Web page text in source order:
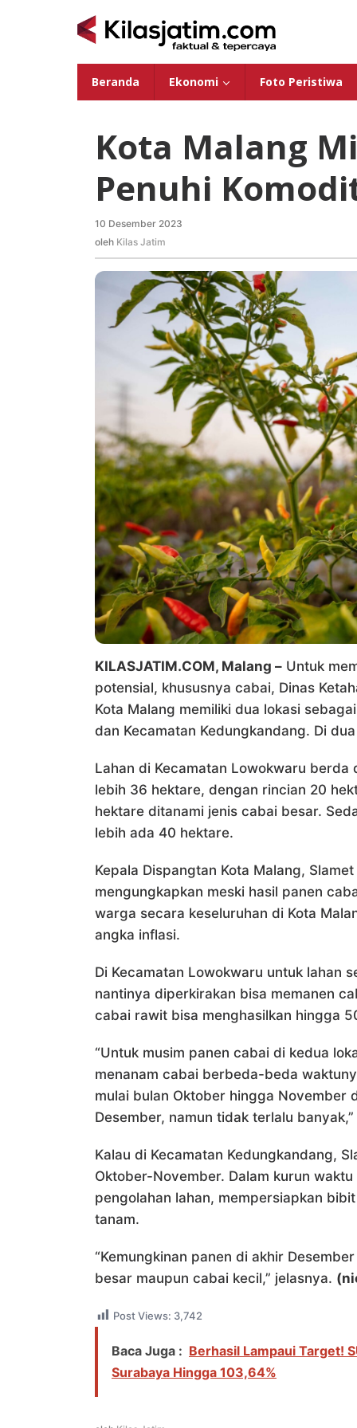
Beranda Ekonomi Foto Peristiwa
Kota Malang
Penuhi
10 Desember 2023
oleh Kilas Jatim
KILASJATIM.COM, Malang – Untuk
potensial, khususnya cabai, Dinas
Kota Malang memiliki dua lokasi
dan Kecamatan Kedungkandang. Di
Lahan di Kecamatan Lowokwaru berda
lebih 36 hektare, dengan rincian 20
hektare ditanami jenis cabai besar.
lebih ada 40 hektare.
Kepala Dispangtan Kota Malang,
mengungkapkan meski hasil panen
warga secara keseluruhan di Kota
angka inflasi.
Di Kecamatan Lowokwaru untuk lahan
nantinya diperkirakan bisa memanen
cabai rawit bisa menghasilkan hingga
“Untuk musim panen cabai di kedua
menanam cabai berbeda-beda
mulai bulan Oktober hingga November
Desember, namun tidak terlalu
Kalau di Kecamatan Kedungkandang,
Oktober-November. Dalam kurun
pengolahan lahan, mempersiapkan
tanam.
“Kemungkinan panen di akhir
besar maupun cabai kecil,” jelasnya.
Post Views: 3,742
Baca Juga : Berhasil Lampaui Target!
Surabaya Hingga 103,64%